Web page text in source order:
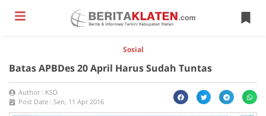
Sosial
Batas APBDes 20 April Harus Sudah Tuntas
Author : KSD
Post Date : Sen, 11 Apr 2016